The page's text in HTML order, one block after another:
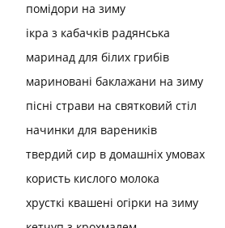
помідори на зиму
ікра з кабачків радянська
маринад для білих грибів
мариновані баклажани на зиму
пісні страви на святковий стіл
начинки для вареників
твердий сир в домашніх умовах
користь кислого молока
хрусткі квашені огірки на зиму